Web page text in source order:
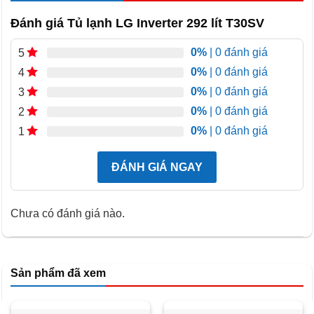
Ngăn mát có dung tích 215 lít, đáp ứng nhu cầu bảo quản
rau củ, thức ăn chế biến, nước uống, trứng và thực phẩm
sử dụng hằng ngày.
Ngăn đông có dung tích 77 lít, phù hợp để lưu trữ thịt cá,
thực phẩm đông lạnh và các nguyên liệu cần bảo quản ở
nhiệt độ thấp.
Mức độ phù hợp còn phụ thuộc vào thói quen mua sắm.
sử dụng rộng rãi hơn so với người dự trữ thực phẩm trong
nhiều tuần.
Đánh giá Tủ lạnh LG Inverter 292 lít T30SV
5 0% | 0 đánh giá
4
0% | 0 đánh giá
3
0% | 0 đánh giá
2
0% | 0 đánh giá
1
0% | 0 đánh giá
ĐÁNH GIÁ NGAY
Chưa có đánh giá nào.
Sản phẩm đã xem